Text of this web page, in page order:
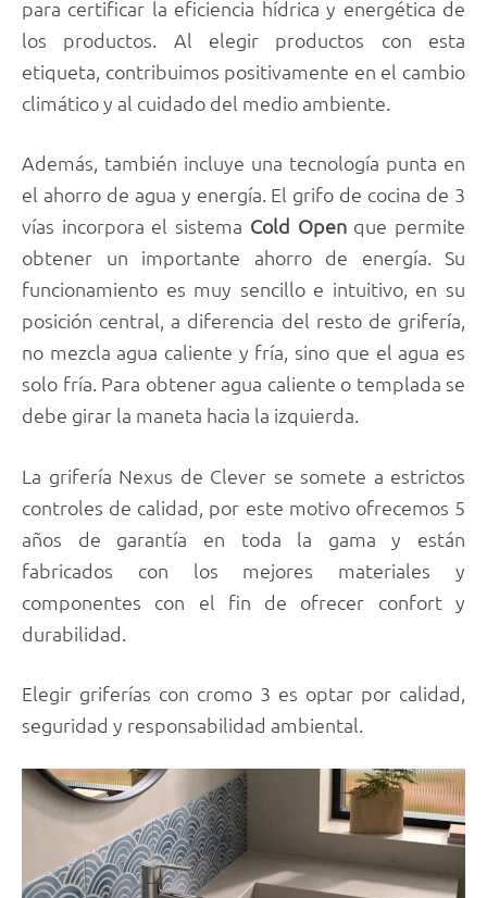
para certificar la eficiencia hídrica y energética de
los productos. Al elegir productos con esta
etiqueta, contribuimos positivamente en el cambio
climático y al cuidado del medio ambiente.
Además, también incluye una tecnología punta en
el ahorro de agua y energía. El grifo de cocina de 3
vías incorpora el sistema Cold Openque permite
obtener un importante ahorro de energía. Su
funcionamiento es muy sencillo e intuitivo, en su
posición central, a diferencia del resto de grifería,
no mezcla agua caliente y fría, sino que el agua es
solo fría. Para obtener agua caliente o templada se
debe girar la maneta hacia la izquierda.
La grifería Nexus de Clever se somete a estrictos
controles de calidad, por este motivo ofrecemos 5
años de garantía en toda la gama y están
fabricados con los mejores materiales y
componentes con el fin de ofrecer confort y
durabilidad.
Elegir griferías con cromo 3 es optar por calidad,
seguridad y responsabilidad ambiental.